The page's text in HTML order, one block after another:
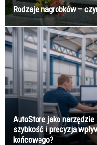
Rodzaje nagrobków –
AutoStore jako
szybkość i precyzja
końcowego?